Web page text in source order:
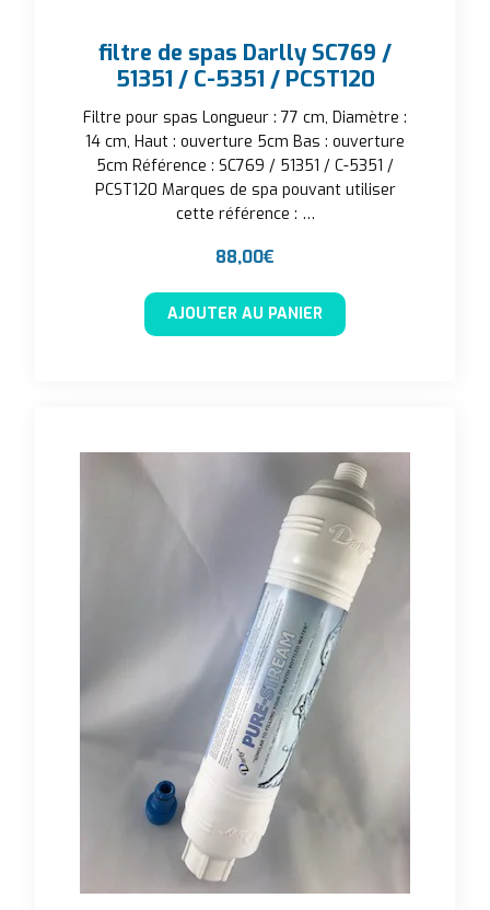
filtre de spas Darlly SC769 /
51351 / C-5351 / PCST120
Filtre pour spas Longueur : 77 cm, Diamètre :
14 cm, Haut : ouverture 5cm Bas : ouverture
5cm Référence : SC769 / 51351 / C-5351 /
PCST120 Marques de spa pouvant utiliser
cette référence : …
88,00€
AJOUTER AU PANIER